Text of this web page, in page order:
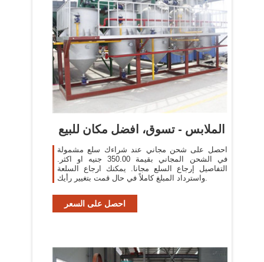
الملابس - تسوق، افضل مكان للبيع
احصل على شحن مجاني عند شراءك سلع مشمولة
في الشحن المجاني بقيمة 350.00 جنيه او اكثر.
التفاصيل إرجاع السلع مجانا. يمكنك ارجاع السلعة
واسترداد المبلغ كاملاً في حال قمت بتغيير رأيك.
احصل على السعر